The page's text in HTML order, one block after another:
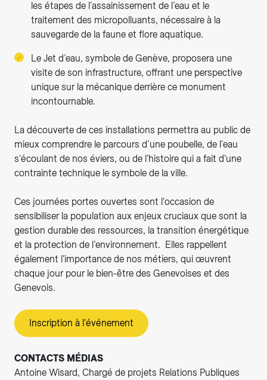
les étapes de l’assainissement de l’eau et le
traitement des micropolluants, nécessaire à la
sauvegarde de la faune et flore aquatique.
Le Jet d’eau, symbole de Genève, proposera une
visite de son infrastructure, offrant une perspective
unique sur la mécanique derrière ce monument
incontournable.
La découverte de ces installations permettra au public de
mieux comprendre le parcours d’une poubelle, de l'eau
s'écoulant de nos éviers, ou de l'histoire qui a fait d'une
contrainte technique le symbole de la ville.
Ces journées portes ouvertes sont l'occasion de
sensibiliser la population aux enjeux cruciaux que sont la
gestion durable des ressources, la transition énergétique
et la protection de l’environnement. Elles rappellent
également l'importance de nos métiers, qui œuvrent
chaque jour pour le bien-être des Genevoises et des
Genevois.
Inscription à l'événement
CONTACTS MÉDIAS
Antoine Wisard, Chargé de projets Relations Publiques